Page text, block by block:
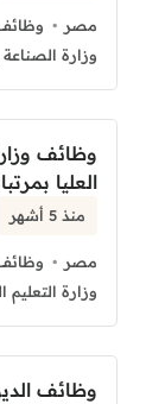
مصر
وزارة
وظائف
العليا
منذ 5 أشهر
مصر
وزارة
وظائف